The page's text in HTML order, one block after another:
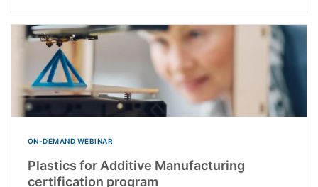
ON-DEMAND WEBINAR
Plastics for Additive Manufacturing
certification program